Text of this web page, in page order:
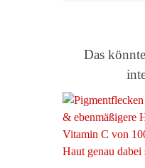
Das